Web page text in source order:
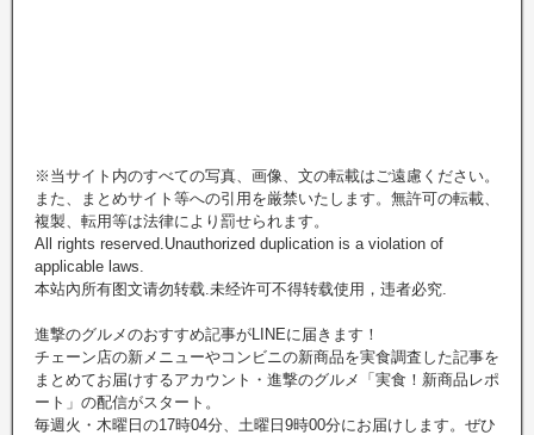
※当サイト内のすべての写真、画像、文の転載はご遠慮ください。
また、まとめサイト等への引用を厳禁いたします。無許可の転載、
複製、転用等は法律により罰せられます。
All rights reserved.Unauthorized duplication is a violation of
applicable laws.
本站內所有图文请勿转载.未经许可不得转载使用，违者必究.
進撃のグルメのおすすめ記事がLINEに届きます！
チェーン店の新メニューやコンビニの新商品を実食調査した記事を
まとめてお届けするアカウント・進撃のグルメ「実食！新商品レポ
ート」の配信がスタート。
毎週火・木曜日の17時04分、土曜日9時00分にお届けします。ぜひ